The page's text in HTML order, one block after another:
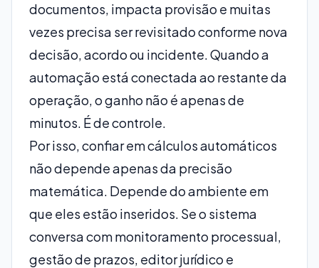
documentos, impacta provisão e muitas
vezes precisa ser revisitado conforme nova
decisão, acordo ou incidente. Quando a
automação está conectada ao restante da
operação, o ganho não é apenas de
minutos. É de controle.
Por isso, confiar em cálculos automáticos
não depende apenas da precisão
matemática. Depende do ambiente em
que eles estão inseridos. Se o sistema
conversa commonitoramento processual,
gestão de prazos, editor jurídico e